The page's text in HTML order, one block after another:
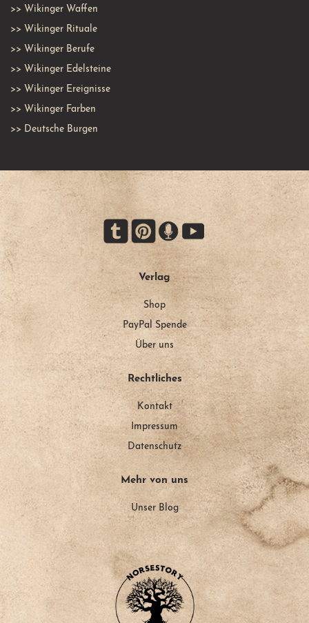
>> Wikinger Waffen
>> Wikinger Rituale
>> Wikinger Berufe
>> Wikinger Edelsteine
>> Wikinger Ereignisse
>> Wikinger Farben
>> Deutsche Burgen
Verlag
Shop
PayPal Spende
Über uns
Rechtliches
Kontakt
Impressum
Datenschutz
Mehr von uns
Unser Blog